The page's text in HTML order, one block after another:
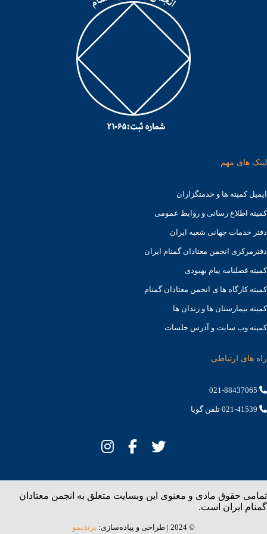
لینک های مهم
ایمیل کمیته ها و خدمتگزاران
کميته اطلاع رسانی و روابط عمومی
دفتر خدمات جهانی شعبه ايران
دفترمرکزی انجمن معتادان گمنام ایران
کمیته فصلنامه پیام بهبودی
کمیته کارگاه ها ی انجمن معتادان گمنام
کمیته بیمارستان ها و زندان ها
کمیته وب سایت و آدرس جلسات
راه های ارتباطی
تمامی حقوق مادی و معنوی این وبسایت متعلق به انجمن معتادان
گمنام ایران است.
© 2024 | طراحی و پیاده‌سازی: برندیمو